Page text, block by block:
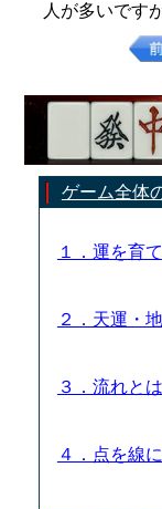
人が多いです
ゲーム全体
１．運を育
２．天運・
３．流れと
４．点を線